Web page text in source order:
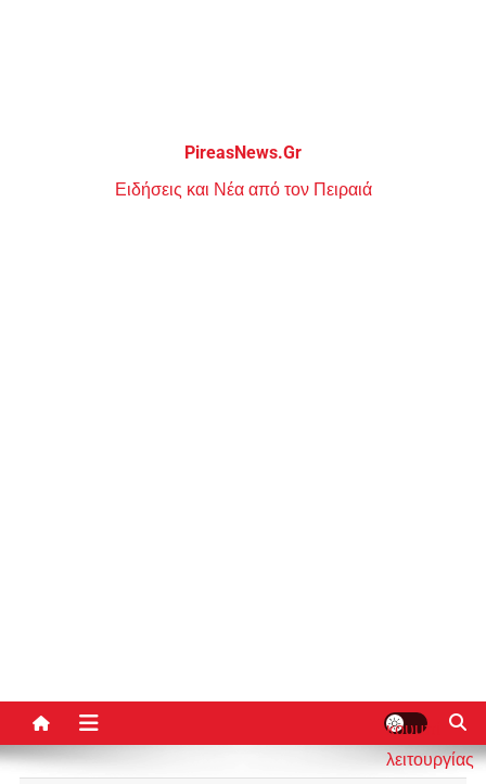
PireasNews.Gr
Ειδήσεις και Νέα από τον Πειραιά
κουμπί
λειτουργίας